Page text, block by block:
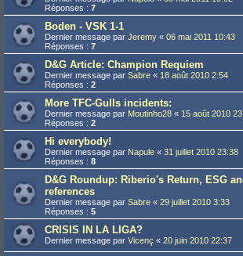
Réponses : 7
Boden - VSK 1-1
Dernier message par Jeremy « 06 mai 2011 10:43
Réponses : 7
D&G Article: Champion Requiem
Dernier message par Sabre « 18 août 2010 2:54
Réponses : 2
More TFC-Gulls incidents:
Dernier message par Moutinho28 « 15 août 2010
Réponses : 2
Hi everybody!
Dernier message par Napule « 31 juillet 2010 23:38
Réponses : 8
D&G Roundup: Riberio's Return, ESG
references
Dernier message par Sabre « 29 juillet 2010 3:33
Réponses : 5
CRISIS IN LA LIGA?
Dernier message par Vicenç « 20 juin 2010 22:37